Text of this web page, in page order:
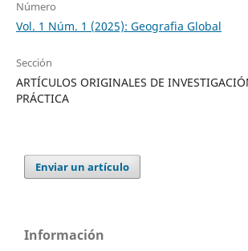
Número
Vol. 1 Núm. 1 (2025): Geografia Global
Sección
ARTÍCULOS ORIGINALES DE
PRÁCTICA
Enviar un artículo
Información